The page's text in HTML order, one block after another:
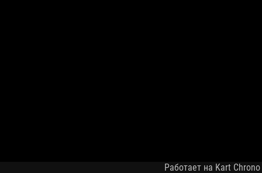
Работает на Kart Chrono